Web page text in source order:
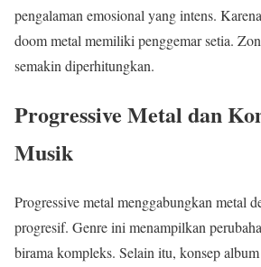
pengalaman emosional yang intens.
doom metal memiliki penggemar setia.
semakin diperhitungkan.
Progressive Metal dan
Musik
Progressive metal menggabungkan metal
progresif. Genre ini menampilkan
birama kompleks. Selain itu, konsep